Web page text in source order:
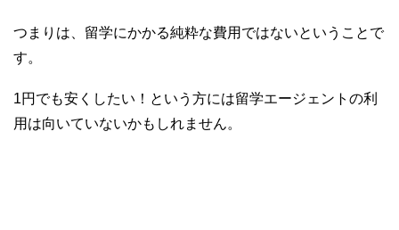
つまりは、留学にかかる純粋な費用ではないということで
す。
1円でも安くしたい！という方には留学エージェントの利
用は向いていないかもしれません。